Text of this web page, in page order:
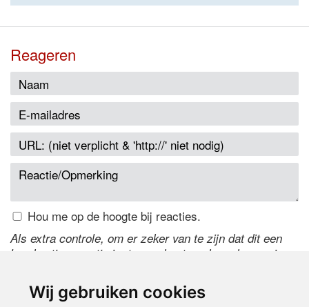
Wij gebruiken cookies
Reageren
Hou me op de hoogte bij reacties.
Als extra controle, om er zeker van te zijn dat dit een
handmatige reactie is, typ onderstaande code over in
de code te wijzigen.